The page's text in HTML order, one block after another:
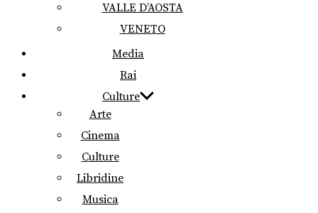
VALLE D’AOSTA
VENETO
Media
Rai
Culture
Arte
Cinema
Culture
Libridine
Musica